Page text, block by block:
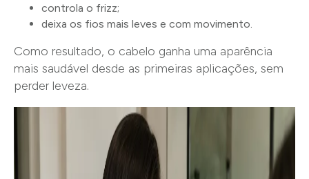
controla o frizz;
deixa os fios mais leves e com movimento.
Como resultado, o cabelo ganha uma aparência
mais saudável desde as primeiras aplicações, sem
perder leveza.